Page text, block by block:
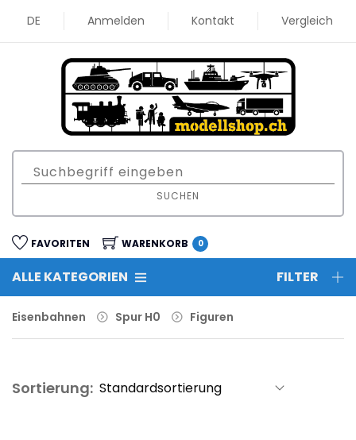
DE Anmelden Kontakt Vergleich
SUCHEN
FAVORITEN WARENKORB 0
ALLE KATEGORIEN FILTER
Eisenbahnen Spur H0 Figuren
Sortierung: